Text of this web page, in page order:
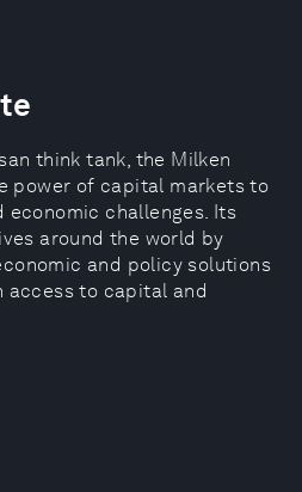
think tank, the Milken
power of capital markets to
economic challenges. Its
around the world by
and policy solutions
access to capital and